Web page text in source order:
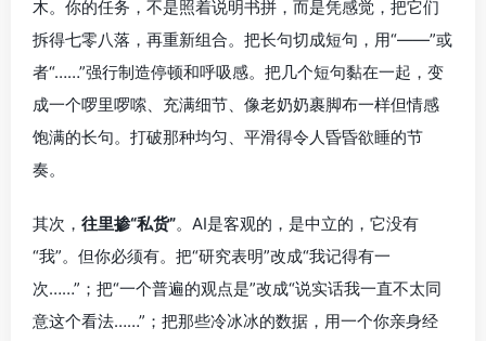
木。你的任务，不是照着说明书拼，而是凭感觉，把它们
拆得七零八落，再重新组合。把长句切成短句，用“——”或
者“……”强行制造停顿和呼吸感。把几个短句黏在一起，变
成一个啰里啰嗦、充满细节、像老奶奶裹脚布一样但情感
饱满的长句。打破那种均匀、平滑得令人昏昏欲睡的节
奏。
其次， 往里掺“私货”。AI是客观的，是中立的，它没有
“我”。但你必须有。把“研究表明”改成“我记得有一
次……”；把“一个普遍的观点是”改成“说实话我一直不太同
意这个看法……”；把那些冷冰冰的数据，用一个你亲身经